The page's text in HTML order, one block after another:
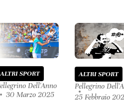
ALTRI SPORT
Dell'Anno
30 Marzo 2025
ALTRI SPORT
Pellegrino
25 Febbraio